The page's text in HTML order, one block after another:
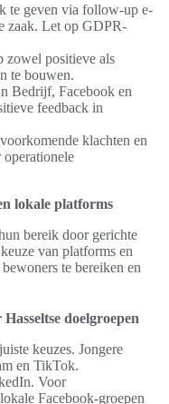
te geven via follow-up e-
zaak. Let op GDPR-
zowel positieve als
te bouwen.
Bedrijf, Facebook en
feedback in
klachten en
lokale platforms
bereik door gerichte
van platforms en
te bereiken en
doelgroepen
keuzes. Jongere
en TikTok.
Voor
Facebook-groepen